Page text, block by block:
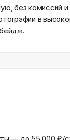
без комиссий
в